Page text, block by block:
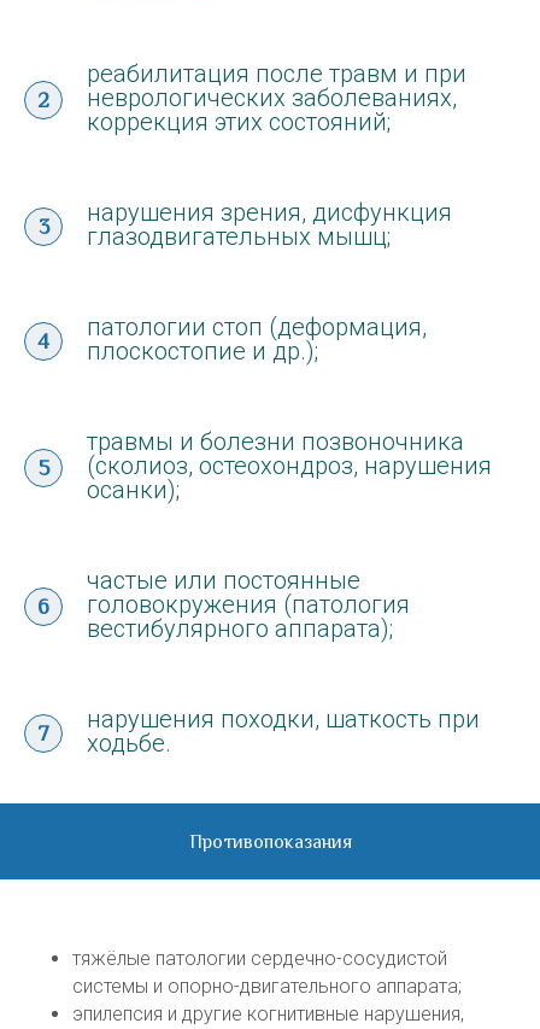
реабилитация после травм и при
неврологических заболеваниях,
коррекция этих состояний;
нарушения зрения, дисфункция
глазодвигательных мышц;
патологии стоп (деформация,
плоскостопие и др.);
травмы и болезни позвоночника
(сколиоз, остеохондроз, нарушения
осанки);
частые или постоянные
головокружения (патология
вестибулярного аппарата);
нарушения походки, шаткость при
ходьбе.
Противопоказания
тяжёлые патологии сердечно-сосудистой
системы и опорно-двигательного аппарата;
эпилепсия и другие когнитивные нарушения,